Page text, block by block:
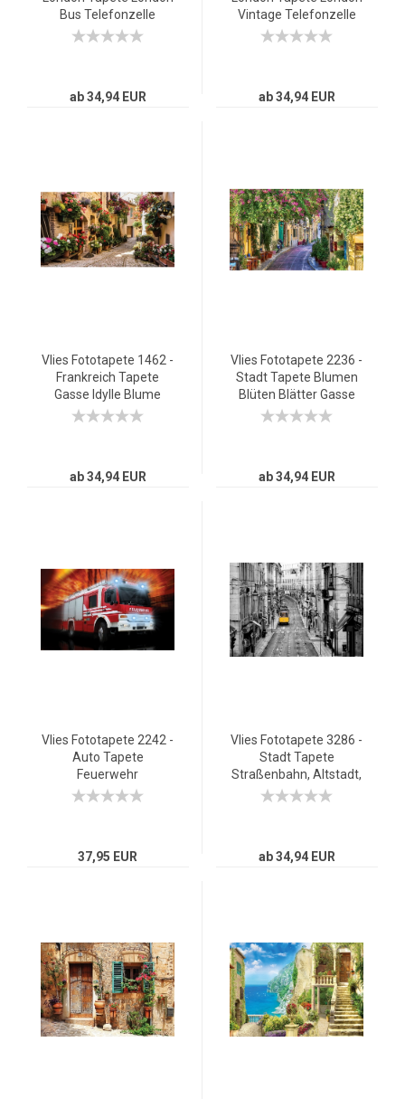
Bus Telefonzelle
schwarz - weiß
ab 34,94 EUR
Vintage Telefonzelle
rot
ab 34,94 EUR
Vlies Fototapete 1462 -
Frankreich Tapete
Gasse Idylle Blume
Blumekasten Schatten
ab 34,94 EUR
Vlies Fototapete 2236 -
Stadt Tapete Blumen
Blüten Blätter Gasse
Motorrad bunt
ab 34,94 EUR
Vlies Fototapete 2242 -
Auto Tapete
Feuerwehr
Feuerwehrauto
37,95 EUR
Vlies Fototapete 3286 -
Stadt Tapete
Straßenbahn, Altstadt,
Gassen schwarz - weiß
ab 34,94 EUR